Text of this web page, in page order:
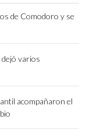
de Comodoro y se
varios
acompañaron el